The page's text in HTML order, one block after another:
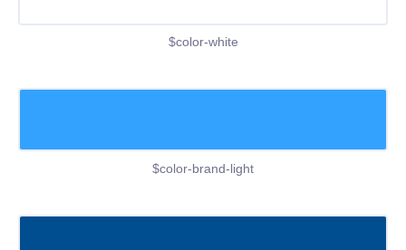
$color-white
$color-brand-light